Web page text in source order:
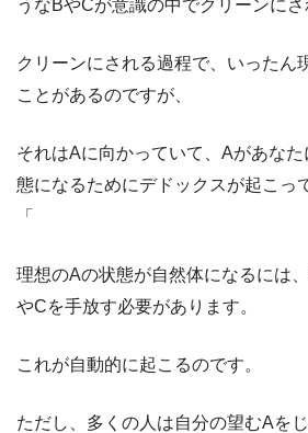
うなBやCが意識の中でクリーンにさ
クリーンにされる過程で、いったん
ことがあるのですが、
それはAに向かっていて、Aがあな
態になるためにデドックスが起こっ
「
理想のAの状態が自然体になるには
やCを手放す必要があります。
これが自動的に起こるのです。
ただし、多くの人は自分の望むAを